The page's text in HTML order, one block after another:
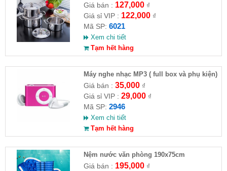
Giá bán : 127,000₫
Giá sỉ VIP : 122,000₫
Mã SP: 6021
Xem chi tiết
Tạm hết hàng
Máy nghe nhạc MP3 ( full box và phụ kiện)
Giá bán : 35,000₫
Giá sỉ VIP : 29,000₫
Mã SP: 2946
Xem chi tiết
Tạm hết hàng
Nệm nước văn phòng 190x75cm
Giá bán : 195,000₫